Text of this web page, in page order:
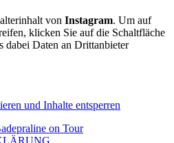
von Instagram. Um auf
klicken Sie auf die Schaltfläche
dabei Daten an Drittanbieter
und Inhalte entsperren
on Tour